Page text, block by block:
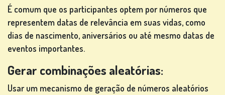
É comum que os participantes optem por números que
representem datas de relevância em suas vidas, como
dias de nascimento, aniversários ou até mesmo datas de
eventos importantes.
Gerar combinações aleatórias:
Usar um mecanismo de geração de números aleatórios